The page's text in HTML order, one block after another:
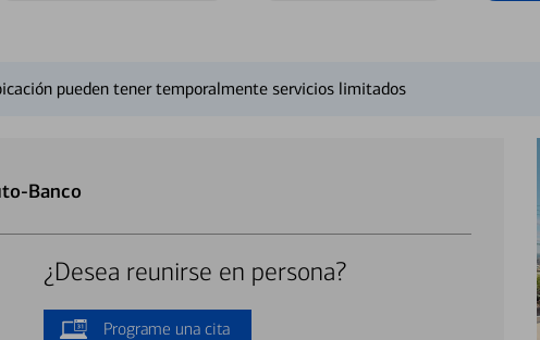
pueden tener temporalmente servicios limitados
Banco
¿Desea reunirse en persona?
Programe una cita